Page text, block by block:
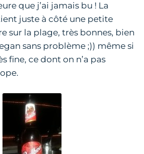
que j’ai jamais bu ! La
juste à côté une petite
sur la plage, très bonnes, bien
sans problème ;)) même si
fine, ce dont on n’a pas